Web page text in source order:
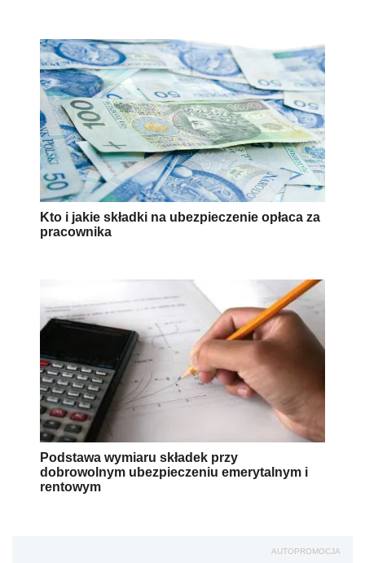
Kto i jakie składki na ubezpieczenie opłaca za
pracownika
Podstawa wymiaru składek przy
dobrowolnym ubezpieczeniu emerytalnym i
rentowym
AUTOPROMOCJA